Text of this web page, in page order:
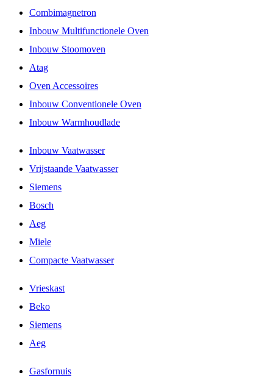
Combimagnetron
Inbouw Multifunctionele Oven
Inbouw Stoomoven
Atag
Oven Accessoires
Inbouw Conventionele Oven
Inbouw Warmhoudlade
Inbouw Vaatwasser
Vrijstaande Vaatwasser
Siemens
Bosch
Aeg
Miele
Compacte Vaatwasser
Vrieskast
Beko
Siemens
Aeg
Gasfornuis